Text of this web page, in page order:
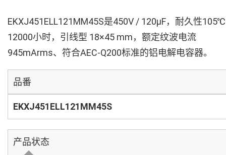
EKXJ451ELL121MM45S是450V / 120µF，耐久性105℃
12000小时，引线型 18×45 mm，额定纹波电流
945mArms、符合AEC-Q200标准的铝电解电容器。
品番
EKXJ451ELL121MM45S
产品状态